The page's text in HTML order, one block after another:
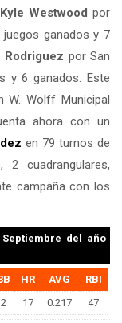
Kyle Westwood por
ganados y 7
Rodriguez por San
y 6 ganados. Este
W. Wolff Municipal
ahora con un
en 79 turnos de
cuadrangulares,
campaña con los
del año
HR AVG
RBI
2 17 0.217 47